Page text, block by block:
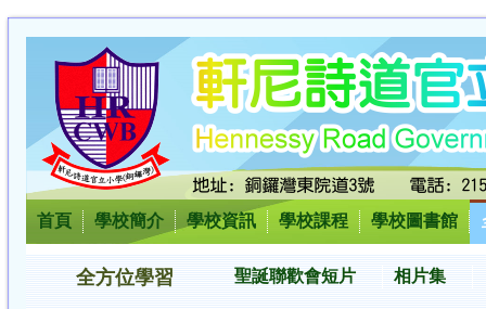
首頁 學校簡介 學校資訊 學校課程 學校圖書館
全方位學習 聖誕聯歡會短片 相片集